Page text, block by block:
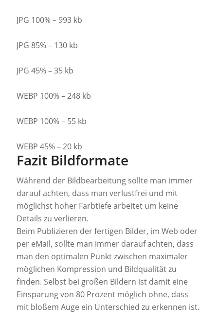
JPG 100% – 993 kb
JPG 85% – 130 kb
JPG 45% – 35 kb
WEBP 100% – 248 kb
WEBP 100% – 55 kb
WEBP 45% – 20 kb
Fazit Bildformate
Während der Bildbearbeitung sollte man immer
darauf achten, dass man verlustfrei und mit
möglichst hoher Farbtiefe arbeitet um keine
Details zu verlieren.
Beim Publizieren der fertigen Bilder, im Web oder
per eMail, sollte man immer darauf achten, dass
man den optimalen Punkt zwischen maximaler
möglichen Kompression und Bildqualität zu
finden. Selbst bei großen Bildern ist damit eine
Einsparung von 80 Prozent möglich ohne, dass
mit bloßem Auge ein Unterschied zu erkennen ist.